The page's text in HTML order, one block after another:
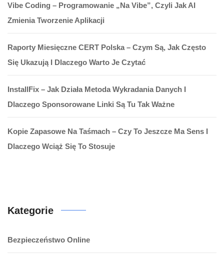
Vibe Coding – Programowanie „na Vibe”, Czyli Jak AI
Zmienia Tworzenie Aplikacji
Raporty Miesięczne CERT Polska – Czym Są, Jak Często
Się Ukazują I Dlaczego Warto Je Czytać
InstallFix – Jak Działa Metoda Wykradania Danych I
Dlaczego Sponsorowane Linki Są Tu Tak Ważne
Kopie Zapasowe Na Taśmach – Czy To Jeszcze Ma Sens I
Dlaczego Wciąż Się To Stosuje
Kategorie
Bezpieczeństwo Online